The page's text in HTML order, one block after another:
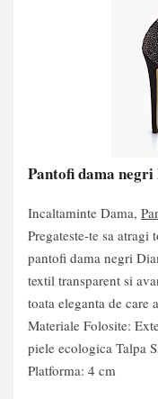
Pantofi dama
Incaltaminte Dama,
Pregateste-te sa atragi
pantofi dama negri
textil transparent si
toata eleganta de care
Materiale Folosite:
piele ecologica Talpa
Platforma: 4 cm